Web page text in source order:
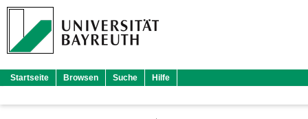
Startseite Browsen Suche Hilfe